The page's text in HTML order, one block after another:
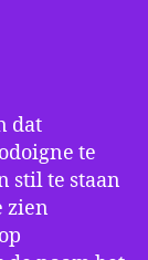
dat
te
stil te staan
zien